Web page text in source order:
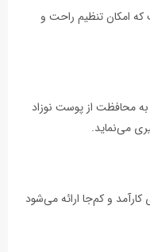
امکان تنظیم راحت و
به محافظت از پوست نوزاد
می‌نماید.
کارآمد و کم‌جا ارائه می‌شود